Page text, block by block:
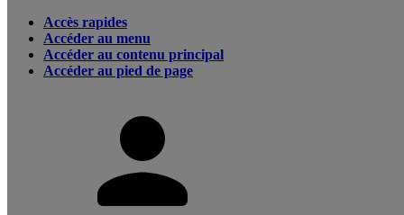
Accès rapides
Accéder au menu
Accéder au contenu principal
Accéder au pied de page